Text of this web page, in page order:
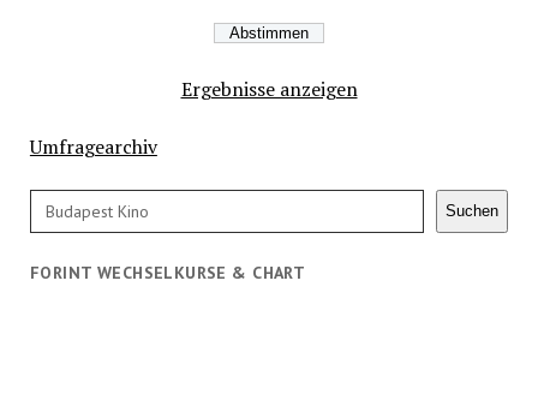
Ergebnisse anzeigen
Umfragearchiv
Suchen Suchen
FORINT WECHSELKURSE & CHART